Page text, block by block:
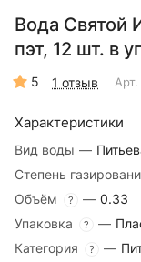
Вода Святой
пэт, 12 шт. в
5 1 отзыв Арт.
Характеристики
Вид воды —
Степень
Объём
? — 0.33
Упаковка
? —
Категория
? —